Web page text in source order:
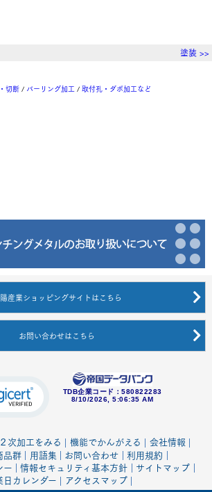
切断 バーリング加工
取付孔・ダボ加工など
塗装 >>
産業ショッピングサイトはこちら
お問い合わせはこちら
TDB企業コード： 580822283
8/10/2026, 5:06:35 AM
２次加工をみる 機能でかんがえる
会社情報
品群
用語集 お問い合わせ
利用規約
ー
情報セキュリティ基本方針
サイトマップ
日カレンダー
アクセスマップ